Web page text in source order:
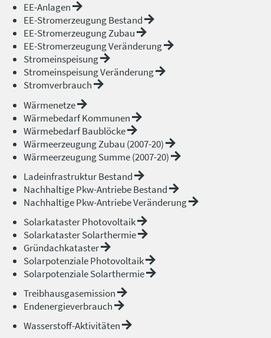
EE-Anlagen
EE-Stromerzeugung Bestand
EE-Stromerzeugung Zubau
EE-Stromerzeugung Veränderung
Stromeinspeisung
Stromeinspeisung Veränderung
Stromverbrauch
Wärmenetze
Wärmebedarf Kommunen
Wärmebedarf Baublöcke
Wärmeerzeugung Zubau (2007-20)
Wärmeerzeugung Summe (2007-20)
Ladeinfrastruktur Bestand
Nachhaltige Pkw-Antriebe Bestand
Nachhaltige Pkw-Antriebe Veränderung
Solarkataster Photovoltaik
Solarkataster Solarthermie
Gründachkataster
Solarpotenziale Photovoltaik
Solarpotenziale Solarthermie
Treibhausgasemission
Endenergieverbrauch
Wasserstoff-Aktivitäten